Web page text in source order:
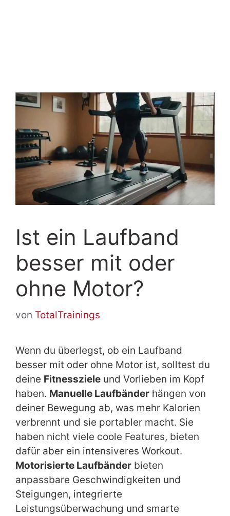
Ist ein Laufband
besser mit oder
ohne Motor?
von TotalTrainings
Wenn du überlegst, ob ein Laufband
besser mit oder ohne Motor ist, solltest du
deine Fitnessziele und Vorlieben im Kopf
haben. Manuelle Laufbänder hängen von
deiner Bewegung ab, was mehr Kalorien
verbrennt und sie portabler macht. Sie
haben nicht viele coole Features, bieten
dafür aber ein intensiveres Workout.
Motorisierte Laufbänder bieten
anpassbare Geschwindigkeiten und
Steigungen, integrierte
Leistungsüberwachung und smarte